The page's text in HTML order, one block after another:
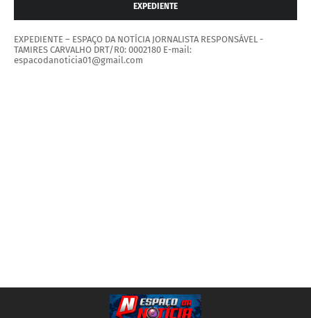
EXPEDIENTE
EXPEDIENTE – ESPAÇO DA NOTÍCIA JORNALISTA RESPONSÁVEL -
TAMIRES CARVALHO DRT/R0: 0002180 E-mail:
espacodanoticia01@gmail.com